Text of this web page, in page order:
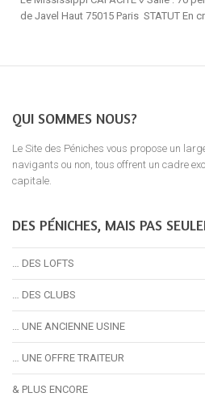
de Javel Haut 75015 Paris STATUT En
QUI SOMMES NOUS?
Le Site des Péniches vous propose un
navigants ou non, tous offrent un cadre
capitale.
DES PÉNICHES, MAIS PAS
… DES LOFTS
… DES CLUBS
… UNE ANCIENNE USINE
… UNE OFFRE TRAITEUR
& PLUS ENCORE